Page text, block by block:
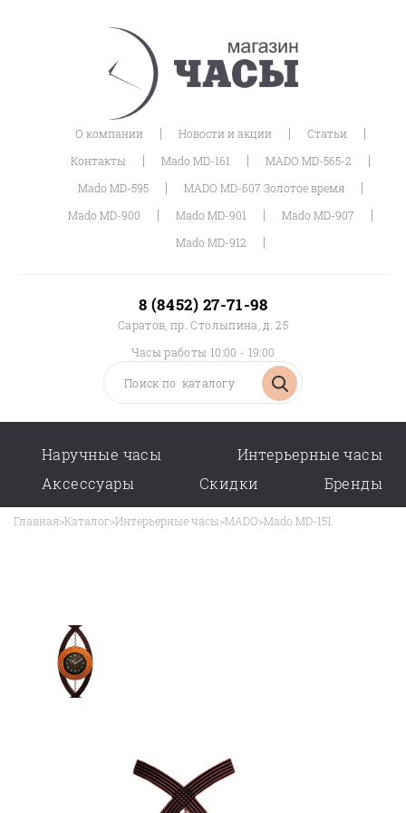
О компании | Новости и акции | Статьи |
Контакты | Mado MD-161 | MADO MD-565-2 |
Mado MD-595 | MADO MD-607 Золотое время |
Mado MD-900 | Mado MD-901 | Mado MD-907 |
Mado MD-912 |
8 (8452) 27-71-98
Саратов, пр. Столыпина, д. 25
Часы работы 10:00 - 19:00
Наручные часы
Интерьерные часы
Аксессуары
Скидки Бренды
Главная>Каталог>Интерьерные часы>MADO>Mado MD-151